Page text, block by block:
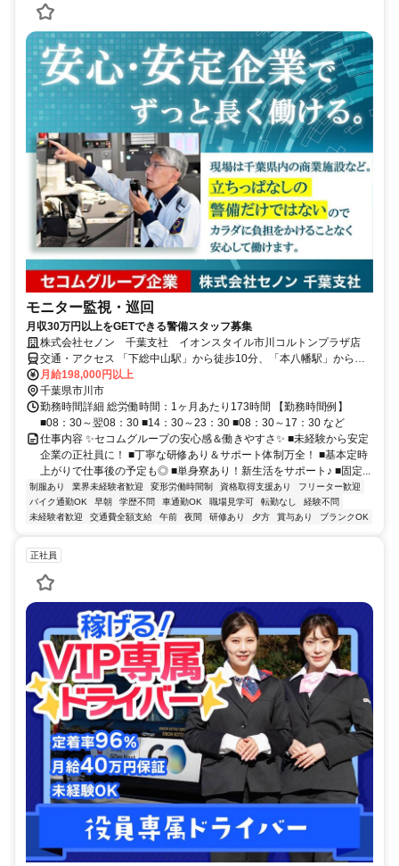
モニター監視・巡回
月収30万円以上をGETできる警備スタッフ募集
株式会社セノン 千葉支社 イオンスタイル市川コルトンプラザ店
交通・アクセス 「下総中山駅」から徒歩10分、「本八幡駅」から徒
歩12分
月給198,000円以上
千葉県市川市
勤務時間詳細 総労働時間：1ヶ月あたり173時間 【勤務時間例】
■08：30～翌08：30 ■14：30～23：30 ■08：30～17：30 など
仕事内容 ✨セコムグループの安心感＆働きやすさ✨ ■未経験から安定
企業の正社員に！ ■丁寧な研修あり＆サポート体制万全！ ■基本定時
上がりで仕事後の予定も◎ ■単身寮あり！新生活をサポート♪ ■固定...
制服あり 業界未経験者歓迎 変形労働時間制 資格取得支援あり
フリーター歓迎
バイク通勤OK
早朝 学歴不問 車通勤OK 職場見学可 転勤なし
経験不問
未経験者歓迎
交通費全額支給 午前 夜間 研修あり 夕方 賞与あり ブランクOK
正社員